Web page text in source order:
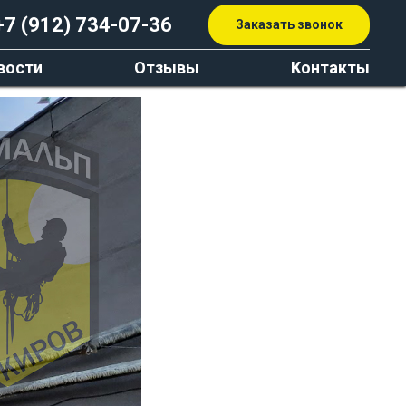
(912) 734-07-36 Заказать звонок
Отзывы Контакты